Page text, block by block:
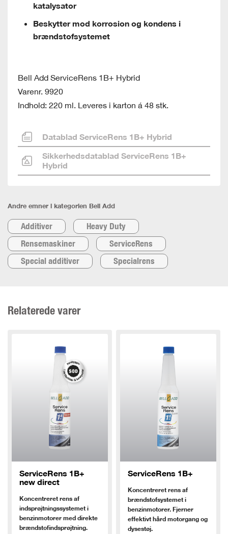
katalysator
Beskytter mod korrosion og kondens i
brændstofsystemet
Bell Add ServiceRens 1B+ Hybrid
Varenr. 9920
Indhold: 220 ml. Leveres i karton á 48 stk.
Datablad ServiceRens 1B+ Hybrid
Sikkerhedsdatablad ServiceRens 1B+
Hybrid
Andre emner i kategorien Bell Add
Additiver
Heavy Duty
Rensemaskiner
ServiceRens
Special additiver
Specialrens
Relaterede varer
ServiceRens 1B+
new direct
Koncentreret rens af
indsprøjtningssystemet i
benzinmotorer med direkte
brændstofindsprøjtning.
ServiceRens 1B+
Koncentreret rens af
brændstofsystemet i
benzinmotorer. Fjerner
effektivt hård motorgang og
dysestøj.